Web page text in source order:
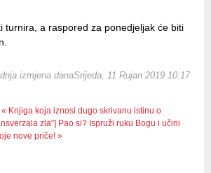
turnira, a raspored za ponedjeljak će biti
izmjena danaSrijeda, 11 Rujan 2019 10:17
« Knjiga koja iznosi dugo skrivanu istinu o
zla”] Pao si? Ispruži ruku Bogu i učini
nove priče! »